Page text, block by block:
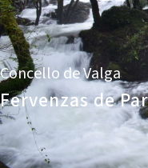
Concello de Valga
Fervenzas de